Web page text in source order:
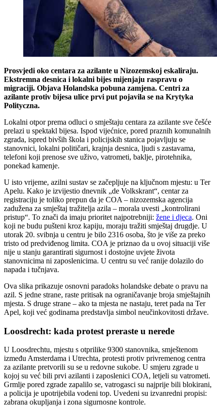
Prosvjedi oko centara za azilante u Nizozemskoj eskaliraju.
Ekstremna desnica i lokalni bijes mijenjaju raspravu o
migraciji. Objava Holandska pobuna zamjena. Centri za
azilante protiv bijesa ulice prvi put pojavila se na Krytyka
Polityczna.
Lokalni otpor prema odluci o smještaju centara za azilante sve češće
prelazi u spektakl bijesa. Ispod vijećnice, pored praznih komunalnih
zgrada, ispred bivših škola i policijskih stanica pojavljuju se
stanovnici, lokalni političari, krajnja desnica, ljudi s zastavama,
telefoni koji prenose sve uživo, vatrometi, baklje, pirotehnika,
ponekad kamenje.
U isto vrijeme, azilni sustav se začepljuje na ključnom mjestu: u Ter
Apelu. Kako je izvijestio dnevnik „de Volkskrant“, centar za
registraciju je toliko prepun da je COA – nizozemska agencija
zadužena za smještaj tražitelja azila – morala uvesti „kontrolirani
pristup“. To znači da imaju prioritet najpotrebniji: žene i djeca. Oni
koji ne budu pušteni kroz kapiju, moraju tražiti smještaj drugdje. U
utorak 20. svibnja u centru je bilo 2316 osoba, što je više za preko
tristo od predviđenog limita. COA je priznao da u ovoj situaciji više
nije u stanju garantirati sigurnost i dostojne uvjete života
stanovnicima ni zaposlenicima. U centru su već ranije dolazilo do
napada i tučnjava.
Ova slika prikazuje osnovni paradoks holandske debate o pravu na
azil. S jedne strane, raste pritisak na ograničavanje broja smještajnih
mjesta. S druge strane – ako ta mjesta ne nastaju, teret pada na Ter
Apel, koji već godinama predstavlja simbol neučinkovitosti države.
Loosdrecht: kada protest preraste u nerede
U Loosdrechtu, mjestu s otprilike 9300 stanovnika, smještenom
između Amsterdama i Utrechta, protesti protiv privremenog centra
za azilante pretvorili su se u redovne sukobe. U smjeru zgrade u
kojoj su već bili prvi azilanti i zaposlenici COA, letjeli su vatrometi.
Grmlje pored zgrade zapalilo se, vatrogasci su najprije bili blokirani,
a policija je upotrijebila vodeni top. Uvedeni su izvanredni propisi:
zabrana okupljanja i zona sigurnosne kontrole.